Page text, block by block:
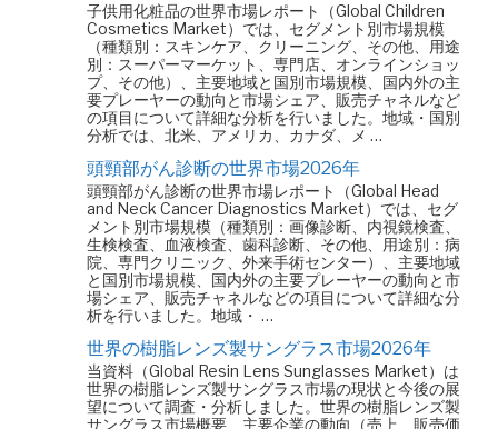
子供用化粧品の世界市場レポート（Global Children
Cosmetics Market）では、セグメント別市場規模
（種類別：スキンケア、クリーニング、その他、用途
別：スーパーマーケット、専門店、オンラインショッ
プ、その他）、主要地域と国別市場規模、国内外の主
要プレーヤーの動向と市場シェア、販売チャネルなど
の項目について詳細な分析を行いました。地域・国別
分析では、北米、アメリカ、カナダ、メ …
頭頸部がん診断の世界市場2026年
頭頸部がん診断の世界市場レポート（Global Head
and Neck Cancer Diagnostics Market）では、セグ
メント別市場規模（種類別：画像診断、内視鏡検査、
生検検査、血液検査、歯科診断、その他、用途別：病
院、専門クリニック、外来手術センター）、主要地域
と国別市場規模、国内外の主要プレーヤーの動向と市
場シェア、販売チャネルなどの項目について詳細な分
析を行いました。地域・ …
世界の樹脂レンズ製サングラス市場2026年
当資料（Global Resin Lens Sunglasses Market）は
世界の樹脂レンズ製サングラス市場の現状と今後の展
望について調査・分析しました。世界の樹脂レンズ製
サングラス市場概要、主要企業の動向（売上、販売価